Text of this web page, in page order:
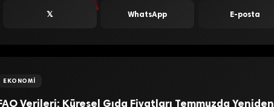
𝕏 WhatsApp E-posta
EKONOMI
Verileri: Küresel Gıda Fiyatları Temmuzda Yeniden